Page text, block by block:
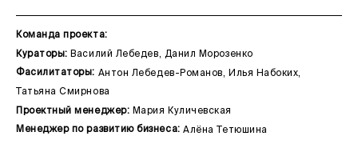
Команда проекта:
Кураторы: Василий Лебедев, Данил Морозенко
Фасилитаторы: Антон Лебедев-Романов, Илья Набоких,
Татьяна Смирнова
Проектный менеджер: Мария Куличевская
Менеджер по развитию бизнеса: Алёна Тетюшина